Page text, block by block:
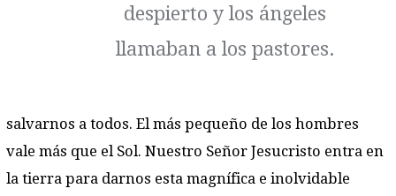
despierto y los ángeles
llamaban a los pastores.
salvarnos a todos. El más pequeño de los hombres
vale más que el Sol. Nuestro Señor Jesucristo entra en
la tierra para darnos esta magnífica e inolvidable